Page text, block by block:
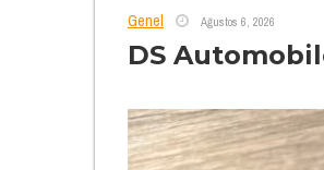
Genel Ağustos 6, 2026
DS